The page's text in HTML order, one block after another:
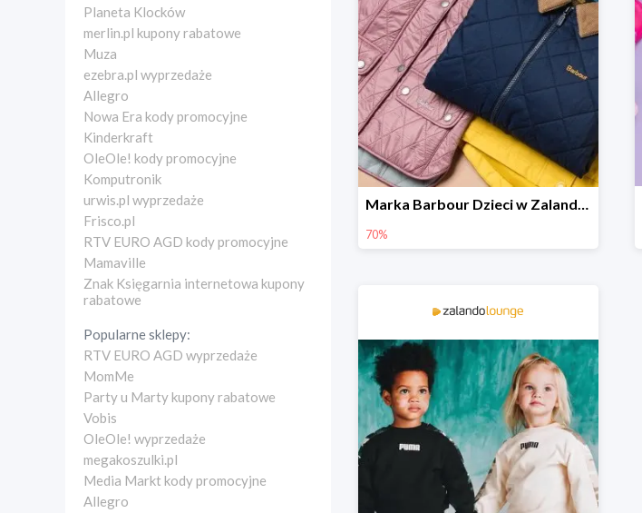
Planeta Klocków
merlin.pl kupony rabatowe
Muza
ezebra.pl wyprzedaże
Allegro
Nowa Era kody promocyjne
Kinderkraft
OleOle! kody promocyjne
Komputronik
urwis.pl wyprzedaże
Frisco.pl
RTV EURO AGD kody promocyjne
Mamaville
Znak Księgarnia internetowa kupony
rabatowe
Popularne sklepy:
RTV EURO AGD wyprzedaże
MomMe
Party u Marty kupony rabatowe
Vobis
OleOle! wyprzedaże
megakoszulki.pl
Media Markt kody promocyjne
Allegro
Marka Barbour Dzieci w Zalando Lounge do -70%
70%